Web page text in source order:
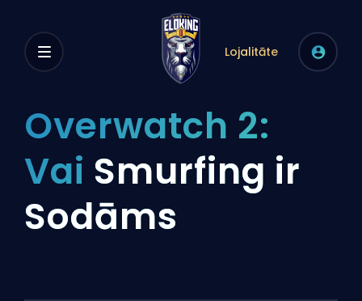
Lojalitāte
Overwatch 2:
Vai Smurfing ir
Sodāms